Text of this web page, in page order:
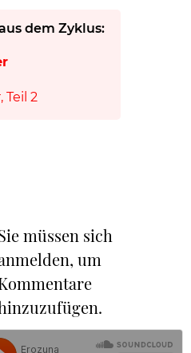
dem Zyklus:
Teil 2
müssen sich
um